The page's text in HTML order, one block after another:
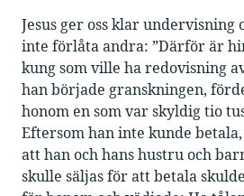
Jesus ger oss klar undervisning
inte förlåta andra: ”Därför är
kung som ville ha redovisning
han började granskningen,
honom en som var skyldig tio
Eftersom han inte kunde
att han och hans hustru och
skulle säljas för att betala